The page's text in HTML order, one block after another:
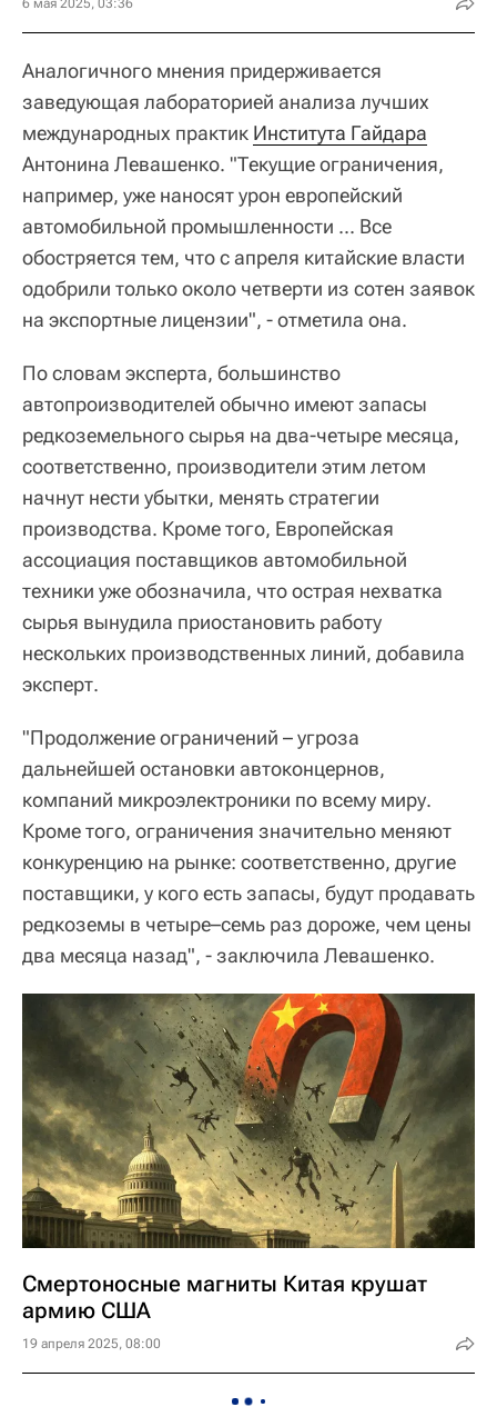
Аналогичного мнения придерживается
заведующая лабораторией анализа лучших
международных практик Института Гайдара
Антонина Левашенко. "Текущие ограничения,
например, уже наносят урон европейский
автомобильной промышленности ... Все
обостряется тем, что с апреля китайские власти
одобрили только около четверти из сотен заявок
на экспортные лицензии", - отметила она.
По словам эксперта, большинство
автопроизводителей обычно имеют запасы
редкоземельного сырья на два-четыре месяца,
соответственно, производители этим летом
начнут нести убытки, менять стратегии
производства. Кроме того, Европейская
ассоциация поставщиков автомобильной
техники уже обозначила, что острая нехватка
сырья вынудила приостановить работу
нескольких производственных линий, добавила
эксперт.
"Продолжение ограничений – угроза
дальнейшей остановки автоконцернов,
компаний микроэлектроники по всему миру.
Кроме того, ограничения значительно меняют
конкуренцию на рынке: соответственно, другие
поставщики, у кого есть запасы, будут продавать
редкоземы в четыре–семь раз дороже, чем цены
два месяца назад", - заключила Левашенко.
Смертоносные магниты Китая крушат
армию США
19 апреля 2025, 08:00